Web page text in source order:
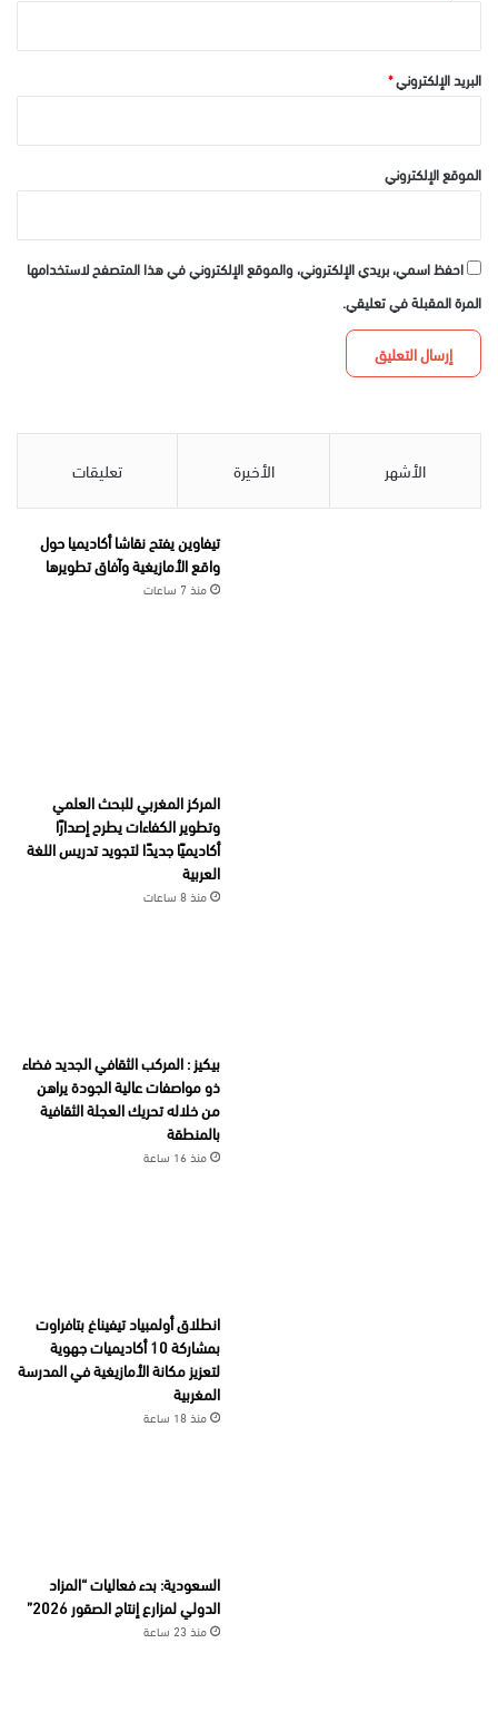
البريد الإلكتروني*
الموقع الإلكتروني
احفظ اسمي، بريدي الإلكتروني، والموقع الإلكتروني في هذا المتصفح لاستخدامها
المرة المقبلة في تعليقي.
الأشهر الأخيرة تعليقات
تيفاوين يفتح نقاشا أكاديميا حول
واقع الأمازيغية وآفاق تطويرها
منذ 7 ساعات
المركز المغربي للبحث العلمي
وتطوير الكفاءات يطرح إصدارًا
أكاديميًا جديدًا لتجويد تدريس اللغة
العربية
منذ 8 ساعات
بيكيز : المركب الثقافي الجديد فضاء
ذو مواصفات عالية الجودة يراهن
من خلاله تحريك العجلة الثقافية
بالمنطقة
منذ 16 ساعة
انطلاق أولمبياد تيفيناغ بتافراوت
بمشاركة 10 أكاديميات جهوية
لتعزيز مكانة الأمازيغية في المدرسة
المغربية
منذ 18 ساعة
السعودية: بدء فعاليات “المزاد
الدولي لمزارع إنتاج الصقور 2026”
منذ 23 ساعة